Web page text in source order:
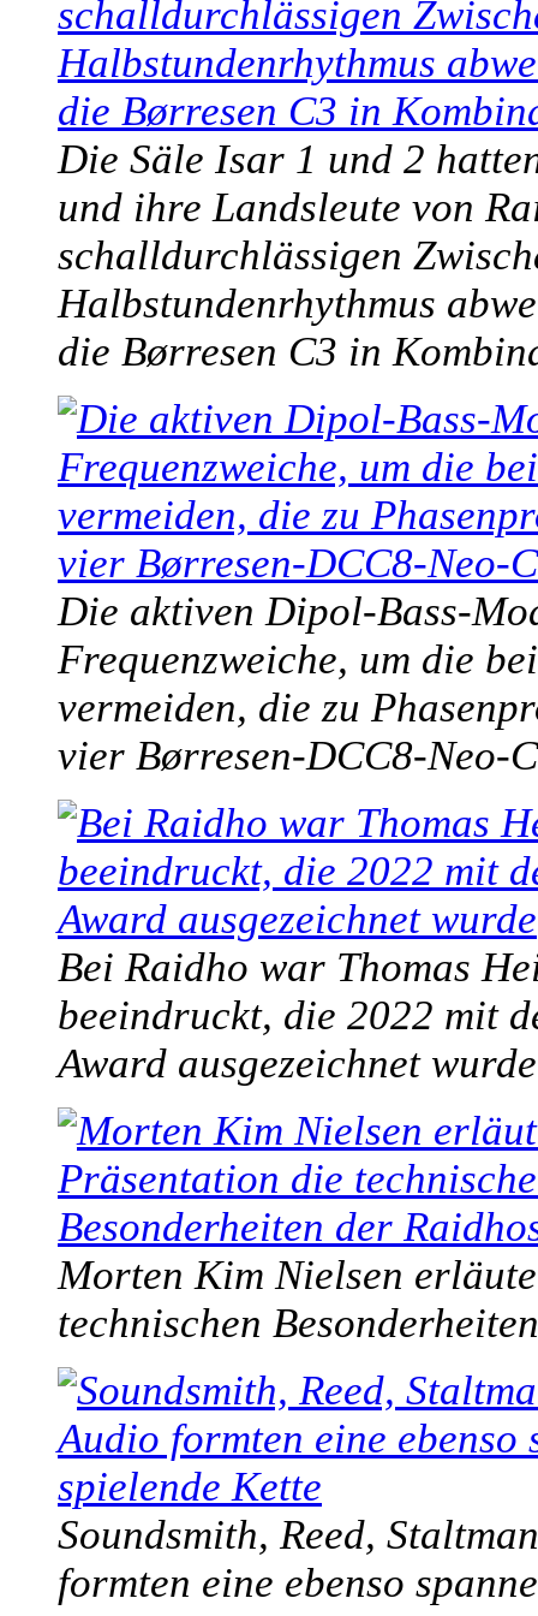
Die Säle Isar 1 und 2
und ihre Landsleute von
schalldurchlässigen
Halbstundenrhythmus
die Børresen C3 in
Die aktiven Dipol-Bass-
Frequenzweiche, um die
vermeiden, die zu
vier Børresen-DCC8-Neo-
Bei Raidho war Thomas
beeindruckt, die 2022 mit
Award ausgezeichnet wurde
Morten Kim Nielsen
technischen
Soundsmith, Reed,
formten eine ebenso